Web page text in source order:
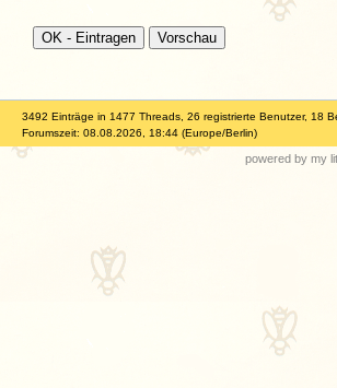
3492 Einträge in 1477 Threads, 26 registrierte Benutzer, 18
Forumszeit: 08.08.2026, 18:44 (Europe/Berlin)
powered by my